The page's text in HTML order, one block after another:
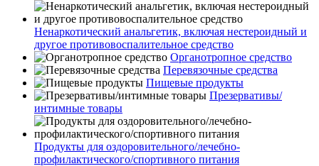
Ненаркотический анальгетик, включая нестероидный и
другое противовоспалительное средство
Органотропное средство
Перевязочные средства
Пищевые продукты
Презервативы/
интимные товары
Продукты для оздоровительного/лечебно-
профилактического/спортивного питания